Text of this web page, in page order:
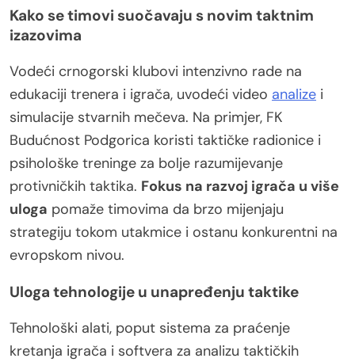
Kako se timovi suočavaju s novim taktnim
izazovima
Vodeći crnogorski klubovi intenzivno rade na
edukaciji trenera i igrača, uvodeći video analize i
simulacije stvarnih mečeva. Na primjer, FK
Budućnost Podgorica koristi taktičke radionice i
psihološke treninge za bolje razumijevanje
protivničkih taktika. Fokus na razvoj igrača u više
uloga pomaže timovima da brzo mijenjaju
strategiju tokom utakmice i ostanu konkurentni na
evropskom nivou.
Uloga tehnologije u unapređenju taktike
Tehnološki alati, poput sistema za praćenje
kretanja igrača i softvera za analizu taktičkih